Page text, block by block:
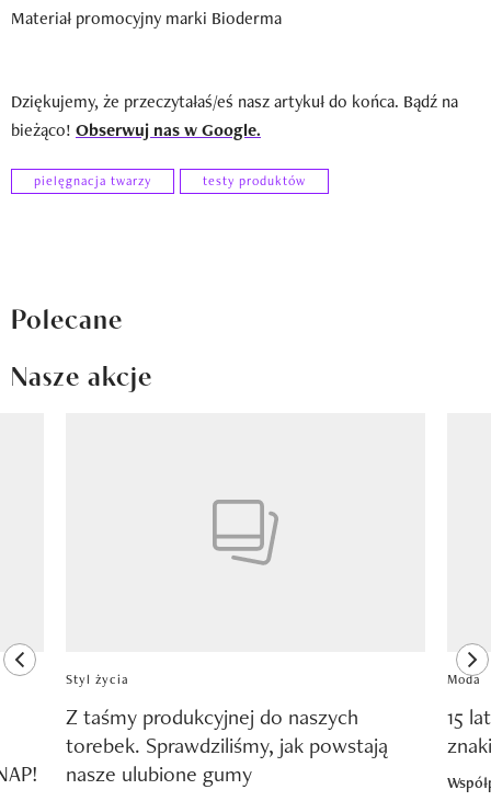
Materiał promocyjny marki Bioderma
Dziękujemy, że przeczytałaś/eś nasz artykuł do końca. Bądź na
bieżąco! Obserwuj nas w Google.
pielęgnacja twarzy testy produktów
Polecane
Nasze akcje
previous element
Styl życia
Z taśmy produkcyjnej do naszych
torebek. Sprawdziliśmy, jak powstają
nasze ulubione gumy
Moda
15